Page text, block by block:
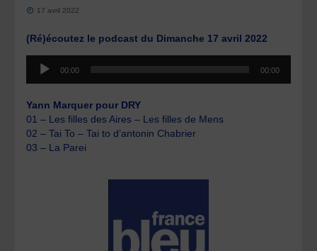
17 avril 2022
(Ré)écoutez le podcast du Dimanche 17 avril 2022
Lecteur
audio
00:00 00:00
Yann Marquer pour DRY
01 – Les filles des Aires – Les filles de Mens
02 – Tai To – Tai to d’antonin Chabrier
03 – La Parei